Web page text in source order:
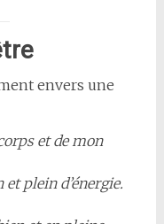
envers une
et de mon
plein d’énergie.